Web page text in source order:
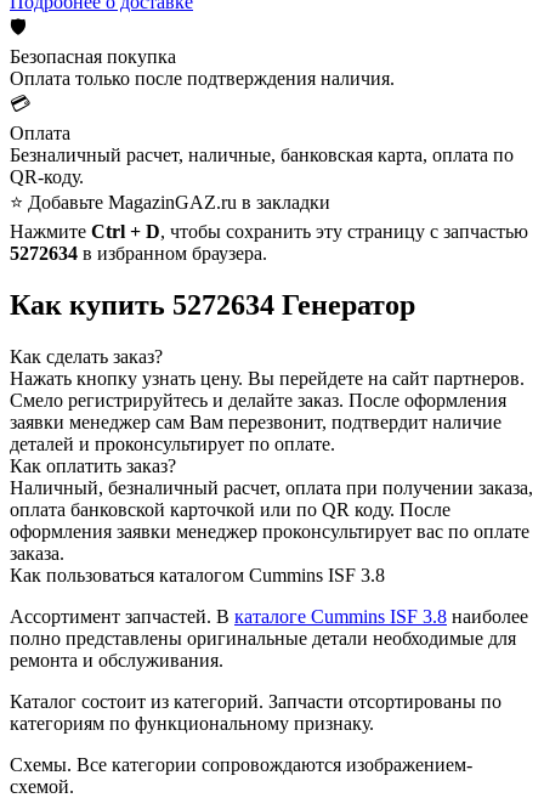
🛡️
Безопасная покупка
Оплата только после подтверждения наличия.
💳
Оплата
Безналичный расчет, наличные, банковская карта, оплата по
QR-коду.
⭐ Добавьте MagazinGAZ.ru в закладки
Нажмите Ctrl + D, чтобы сохранить эту страницу с запчастью
5272634 в избранном браузера.
Как купить 5272634 Генератор
Как сделать заказ?
Нажать кнопку узнать цену. Вы перейдете на сайт партнеров.
Смело регистрируйтесь и делайте заказ. После оформления
заявки менеджер сам Вам перезвонит, подтвердит наличие
деталей и проконсультирует по оплате.
Как оплатить заказ?
Наличный, безналичный расчет, оплата при получении заказа,
оплата банковской карточкой или по QR коду. После
оформления заявки менеджер проконсультирует вас по оплате
заказа.
Как пользоваться каталогом Cummins ISF 3.8
Ассортимент запчастей. В каталоге Cummins ISF 3.8 наиболее
полно представлены оригинальные детали необходимые для
ремонта и обслуживания.
Каталог состоит из категорий. Запчасти отсортированы по
категориям по функциональному признаку.
Схемы. Все категории сопровождаются изображением-
схемой.